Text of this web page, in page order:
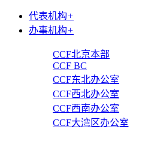
代表机构+
办事机构+
CCF北京本部
CCF BC
CCF东北办公室
CCF西北办公室
CCF西南办公室
CCF大湾区办公室